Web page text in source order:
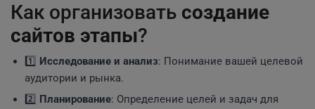
Как организовать создание
сайтов этапы?
1️⃣ Исследование и анализ: Понимание вашей целевой
аудитории и рынка.
2️⃣ Планирование: Определение целей и задач для